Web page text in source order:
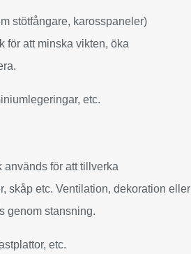
stötfångare, karosspaneler)
för att minska vikten, öka
etc.
för att tillverka
skåp etc. Ventilation, dekoration eller
genom stansning.
etc.